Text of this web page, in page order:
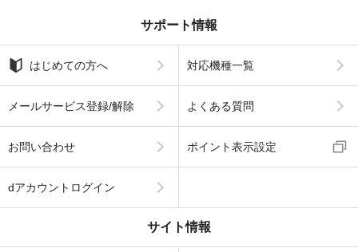
サポート情報
はじめての方へ 対応機種一覧
メールサービス登録/解除 よくある質問
お問い合わせ ポイント表示設定
dアカウントログイン
サイト情報